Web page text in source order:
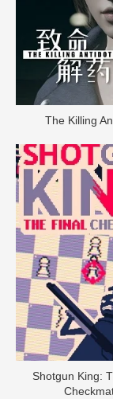
The Killing
Shotgun King: